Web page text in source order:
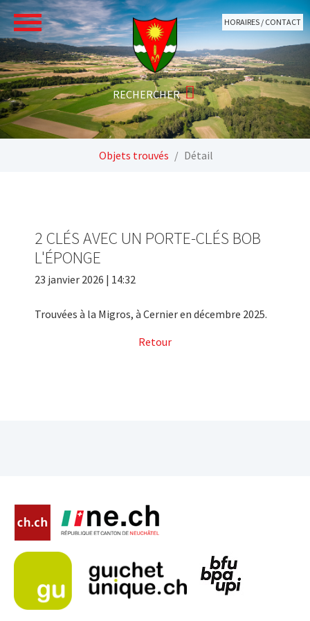
Aller au contenu principal
HORAIRES / CONTACT
Objets trouvés Détail
2 CLÉS AVEC UN PORTE-CLÉS BOB
L'ÉPONGE
23 janvier 2026 | 14:32
Trouvées à la Migros, à Cernier en décembre 2025.
Retour